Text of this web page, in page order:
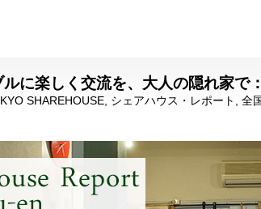
ルに楽しく交流を、大人の隠れ家で
SHAREHOUSE, シェアハウス・レポート 全